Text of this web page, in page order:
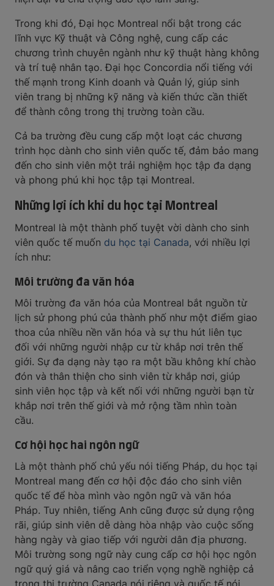
Trong khi đó, Đại học Montreal nổi bật trong các
lĩnh vực Kỹ thuật và Công nghệ, cung cấp các
chương trình chuyên ngành như kỹ thuật hàng không
và trí tuệ nhân tạo. Đại học Concordia nổi tiếng với
thế mạnh trong Kinh doanh và Quản lý, giúp sinh
viên trang bị những kỹ năng và kiến thức cần thiết
để thành công trong thị trường toàn cầu.
Cả ba trường đều cung cấp một loạt các chương
trình học dành cho sinh viên quốc tế, đảm bảo mang
đến cho sinh viên một trải nghiệm học tập đa dạng
và phong phú khi học tập tại Montreal.
Những lợi ích khi du học tại Montreal
Montreal là một thành phố tuyệt vời dành cho sinh
viên quốc tế muốn du học tại Canada, với nhiều lợi
ích như:
Môi trường đa văn hóa
Môi trường đa văn hóa của Montreal bắt nguồn từ
lịch sử phong phú của thành phố như một điểm giao
thoa của nhiều nền văn hóa và sự thu hút liên tục
đối với những người nhập cư từ khắp nơi trên thế
giới. Sự đa dạng này tạo ra một bầu không khí chào
đón và thân thiện cho sinh viên từ khắp nơi, giúp
sinh viên học tập và kết nối với những người bạn từ
khắp nơi trên thế giới và mở rộng tầm nhìn toàn
cầu.
Cơ hội học hai ngôn ngữ
Là một thành phố chủ yếu nói tiếng Pháp, du học tại
Montreal mang đến cơ hội độc đáo cho sinh viên
quốc tế để hòa mình vào ngôn ngữ và văn hóa
Pháp. Tuy nhiên, tiếng Anh cũng được sử dụng rộng
rãi, giúp sinh viên dễ dàng hòa nhập vào cuộc sống
hàng ngày và giao tiếp với người dân địa phương.
Môi trường song ngữ này cung cấp cơ hội học ngôn
ngữ quý giá và nâng cao triển vọng nghề nghiệp cả
trong thị trường Canada nói riêng và quốc tế nói